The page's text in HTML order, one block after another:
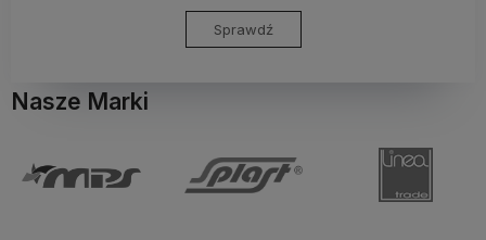
Sprawdź
Nasze Marki